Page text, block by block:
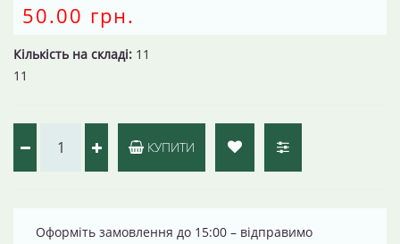
50.00 грн.
Кількість на складі: 11
11
КУПИТИ
Оформіть замовлення до 15:00 – відправимо